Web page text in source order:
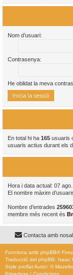
Nom d’usuari:
Contrasenya:
He oblidat la meva
En total hi ha 165 usuaris
usuaris actius durant els
Hora i data actual: 07
El nombre màxim
Nombre d’entrades
membre més recent és
Contacta amb
Funciona amb phpBB®
Traducció del phpBB: Isaac
Style proflatAutor: ©
Privadesa | Condicions